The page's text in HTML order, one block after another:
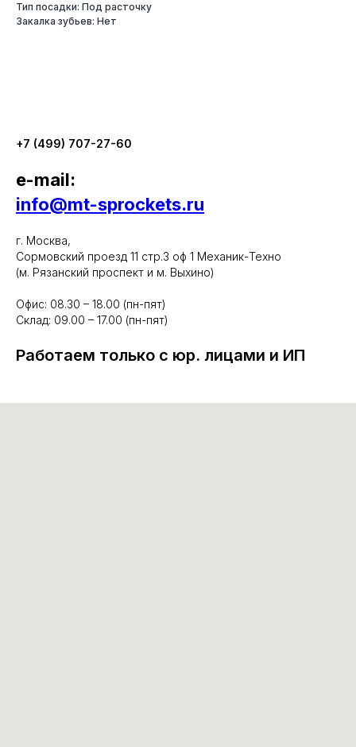
Тип посадки: Под расточку
Закалка зубьев: Нет
+7 (499) 707-27-60
e-mail:
info@mt-sprockets.ru
г. Москва,
Сормовский проезд 11 стр.3 оф 1 Механик-Техно
(м. Рязанский проспект и м. Выхино)
Офис: 08.30 – 18.00 (пн-пят)
Склад: 09.00 – 17.00 (пн-пят)
Работаем только с юр. лицами и ИП